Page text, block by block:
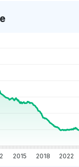
2015 2018 2022